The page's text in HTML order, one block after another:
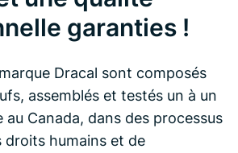
garanties !
Dracal sont composés
assemblés et testés un à un
au Canada, dans des processus
droits humains et de